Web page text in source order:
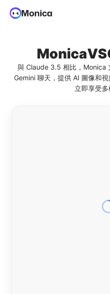
MonicaVS
與 Claude 3.5 相比，Monica
Gemini 聊天，提供 AI 圖像和
立即享受多